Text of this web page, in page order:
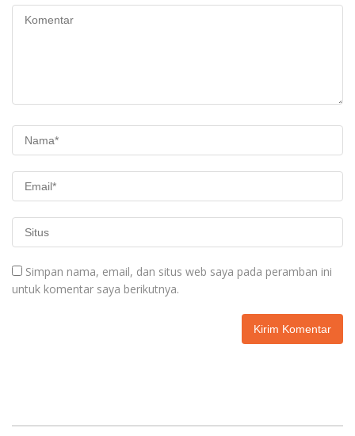
Simpan nama, email, dan situs web saya pada peramban ini
untuk komentar saya berikutnya.